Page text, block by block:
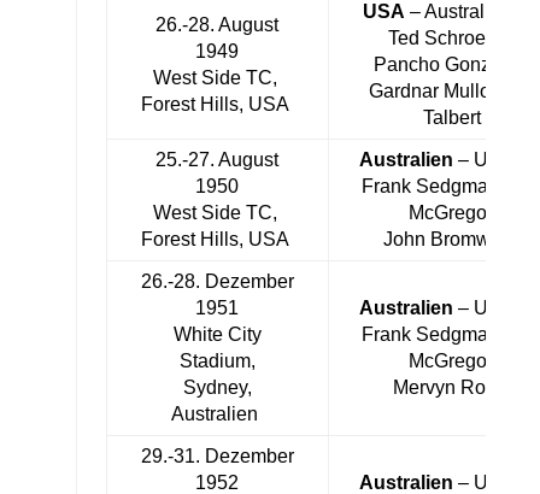
26.-28. August
1949
West Side TC,
Forest Hills, USA
USA – Australien
Ted Schroeder,
Pancho Gonzales,
Gardnar Mulloy, Bill
Talbert
25.-27. August
1950
West Side TC,
Forest Hills, USA
Australien – USA
Frank Sedgman,
McGregor,
John Bromwich
26.-28. Dezember
1951
White City
Stadium,
Sydney,
Australien
Australien – USA
Frank Sedgman,
McGregor,
Mervyn Rose
29.-31. Dezember
1952
Australien – USA